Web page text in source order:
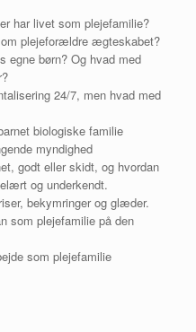
har livet som plejefamilie?
plejeforældre ægteskabet?
egne børn? Og hvad med
24/7, men hvad med
biologiske familie
myndighed
godt eller skidt, og hvordan
og underkendt.
bekymringer og glæder.
som plejefamilie på den
som plejefamilie